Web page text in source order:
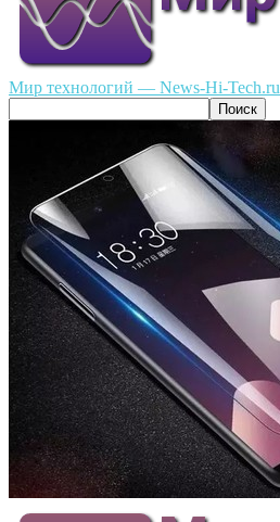
Мир технологий — News-Hi-Tech.ru